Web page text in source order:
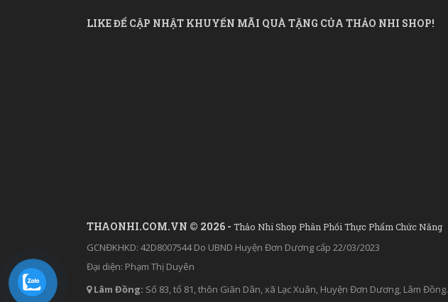
LIKE ĐỂ CẬP NHẬT KHUYẾN MÃI QUÀ TẶNG CỦA THẢO NHI SHOP!
THAONHI.COM.VN © 2026 - Thảo Nhi Shop Phân Phối Thực Phẩm Chức Năng
GCNĐKHKD: 42D8007544 Do UBND Huyện Đơn Dương cấp 22/03/2023
Đại diện: Phạm Thị Duyên
Lâm Đồng: Số 83, tổ 81, thôn Giãn Dân, xã Lạc Xuân, Huyện Đơn Dương, Lâm Đồng.